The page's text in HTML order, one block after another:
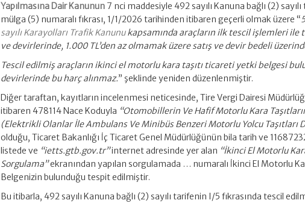
Yapılmasına Dair Kanunun 7 nci maddesiyle 492 sayılı Kanuna bağlı (2)
mülga (5) numaralı fıkrası, 1/1/2026 tarihinden itibaren geçerli olmak üzere “
sayılı Karayolları Trafik Kanunukapsamında araçların ilk tescil işlemleri ile
ve devirlerinde, 1.000 TL’den az olmamak üzere satış ve devir bedeli
Tescil edilmiş araçların ikinci el motorlu kara taşıtı ticareti yetki belgesi
devirlerinde bu harç alınmaz.” şeklinde yeniden düzenlenmiştir.
Diğer taraftan, kayıtların incelenmesi neticesinde, Tire Vergi Dairesi
itibaren 478114 Nace Koduyla “Otomobillerin Ve Hafif Motorlu Kara
(Elektrikli Olanlar İle Ambulans Ve Minibüs Benzeri Motorlu Yolcu Taşıtları
olduğu, Ticaret Bakanlığı İç Ticaret Genel Müdürlüğünün bila tarih ve
listede ve “ietts.gtb.gov.tr”internet adresinde yer alan “İkinci El Motorlu
Sorgulama”ekranından yapılan sorgulamada … numaralı İkinci El Motorlu
Belgenizin bulunduğu tespit edilmiştir.
Bu itibarla, 492 sayılı Kanuna bağlı (2) sayılı tarifenin I/5 fıkrasında tescil